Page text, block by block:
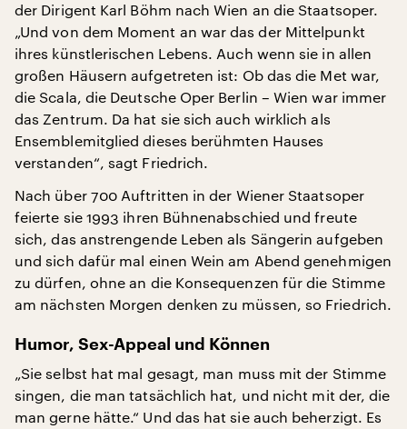
der Dirigent Karl Böhm nach Wien an die Staatsoper.
„Und von dem Moment an war das der Mittelpunkt
ihres künstlerischen Lebens. Auch wenn sie in allen
großen Häusern aufgetreten ist: Ob das die Met war,
die Scala, die Deutsche Oper Berlin – Wien war immer
das Zentrum. Da hat sie sich auch wirklich als
Ensemblemitglied dieses berühmten Hauses
verstanden“, sagt Friedrich.
Nach über 700 Auftritten in der Wiener Staatsoper
feierte sie 1993 ihren Bühnenabschied und freute
sich, das anstrengende Leben als Sängerin aufgeben
und sich dafür mal einen Wein am Abend genehmigen
zu dürfen, ohne an die Konsequenzen für die Stimme
am nächsten Morgen denken zu müssen, so Friedrich.
Humor, Sex-Appeal und Können
„Sie selbst hat mal gesagt, man muss mit der Stimme
singen, die man tatsächlich hat, und nicht mit der, die
man gerne hätte.“ Und das hat sie auch beherzigt. Es